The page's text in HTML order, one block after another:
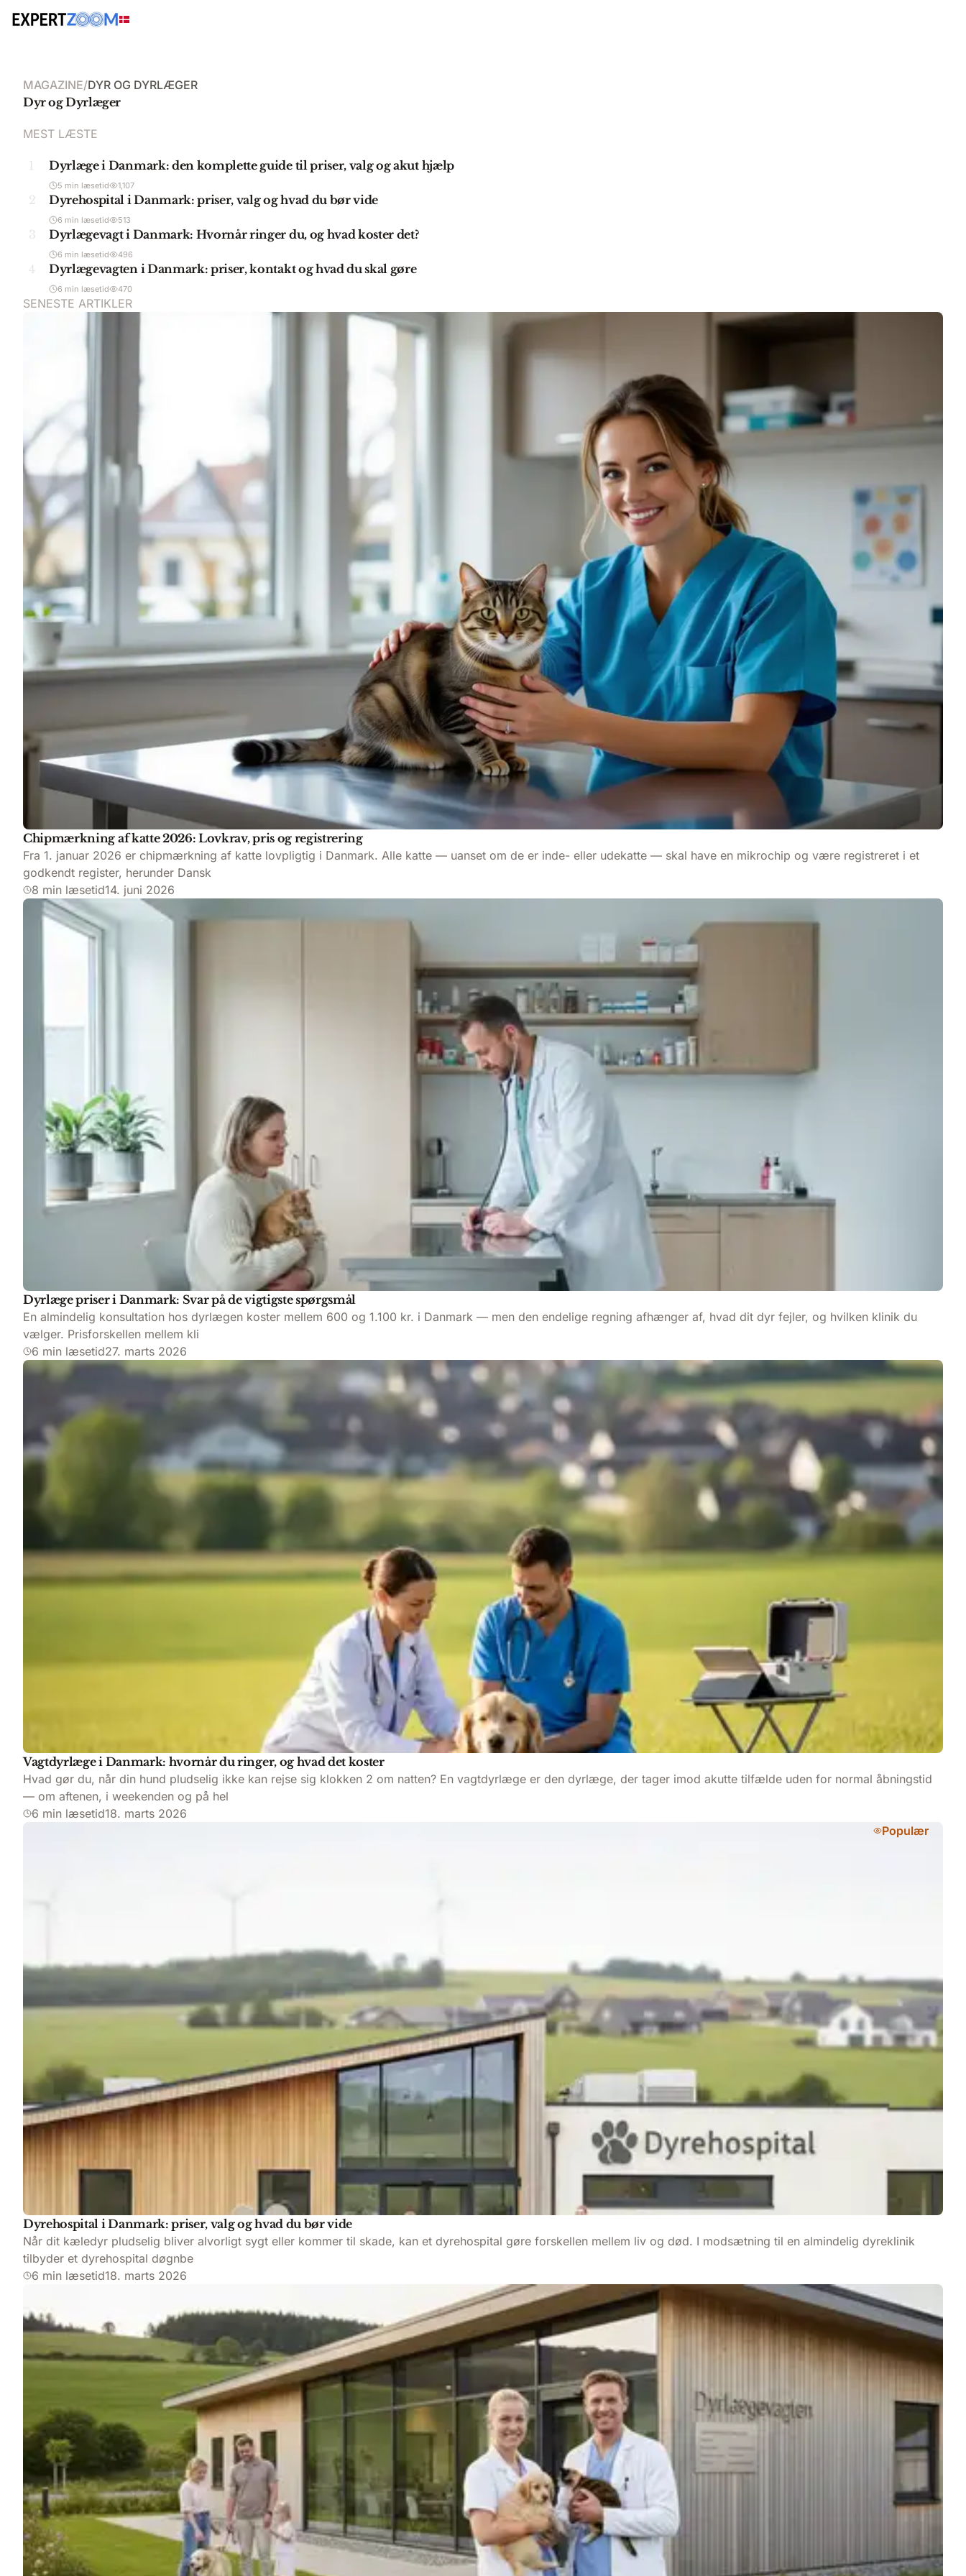
MAGAZINE/DYR OG DYRLÆGER
Dyr og Dyrlæger
MEST LÆSTE
1 Dyrlæge i Danmark: den komplette guide til priser, valg og akut hjælp
5 min læsetid 1,107
2 Dyrehospital i Danmark: priser, valg og hvad du bør vide
6 min læsetid 513
3 Dyrlægevagt i Danmark: Hvornår ringer du, og hvad koster det?
6 min læsetid 496
4 Dyrlægevagten i Danmark: priser, kontakt og hvad du skal gøre
6 min læsetid 470
SENESTE ARTIKLER
Chipmærkning af katte 2026: Lovkrav, pris og registrering
Fra 1. januar 2026 er chipmærkning af katte lovpligtig i Danmark. Alle katte — uanset om de er inde- eller udekatte — skal have en mikrochip og være registreret i et
godkendt register, herunder Dansk
8 min læsetid14. juni 2026
Dyrlæge priser i Danmark: Svar på de vigtigste spørgsmål
En almindelig konsultation hos dyrlægen koster mellem 600 og 1.100 kr. i Danmark — men den endelige regning afhænger af, hvad dit dyr fejler, og hvilken klinik du
vælger. Prisforskellen mellem kli
6 min læsetid27. marts 2026
Vagtdyrlæge i Danmark: hvornår du ringer, og hvad det koster
Hvad gør du, når din hund pludselig ikke kan rejse sig klokken 2 om natten? En vagtdyrlæge er den dyrlæge, der tager imod akutte tilfælde uden for normal åbningstid
— om aftenen, i weekenden og på hel
6 min læsetid18. marts 2026
Populær
Dyrehospital i Danmark: priser, valg og hvad du bør vide
Når dit kæledyr pludselig bliver alvorligt sygt eller kommer til skade, kan et dyrehospital gøre forskellen mellem liv og død. I modsætning til en almindelig dyreklinik
tilbyder et dyrehospital døgnbe
6 min læsetid18. marts 2026